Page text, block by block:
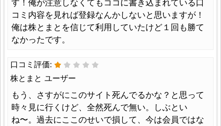
す！俺が注意しなくてもココに書き込まれている口
コミ内容を見れば登録なんかしないと思いますが！
俺は株とまとを信じて利用していたけど１回も勝て
なかったです。
口コミ評価:
株とまと ユーザー
もう、さすがにこのサイト死んでるかな？と思って
時々見に行くけど、全然死んで無い。しぶとい
ね〜。過去にここのせいで損して、今は会員ではな